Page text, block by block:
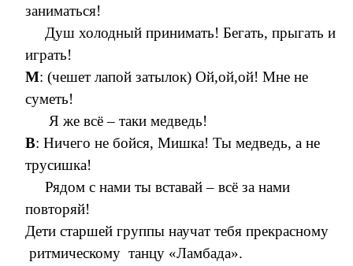
заниматься!
Душ холодный принимать! Бегать, прыгать и
играть!
М: (чешет лапой затылок) Ой,ой,ой! Мне не
суметь!
Я же всё – таки медведь!
В: Ничего не бойся, Мишка! Ты медведь, а не
трусишка!
Рядом с нами ты вставай – всё за нами
повторяй!
Дети старшей группы научат тебя прекрасному
ритмическому танцу «Ламбада».